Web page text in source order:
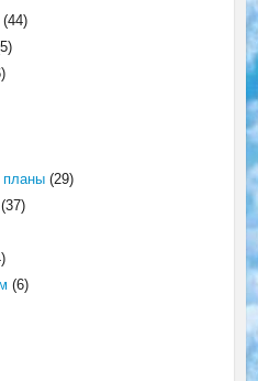
(44)
планы(29)
(6)